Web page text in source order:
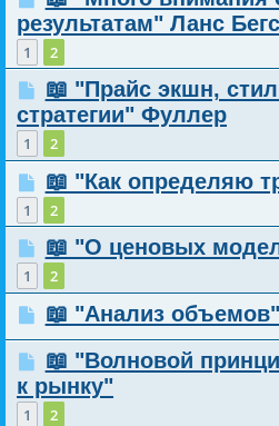
результатам" Ланс Бегс
1 2
📖 "Прайс экшн,
стратегии" Фуллер
1 2
📖 "Как определяю
1 2
📖 "О ценовых
1 2
📖 "Анализ
📖 "Волновой
к рынку"
1 2